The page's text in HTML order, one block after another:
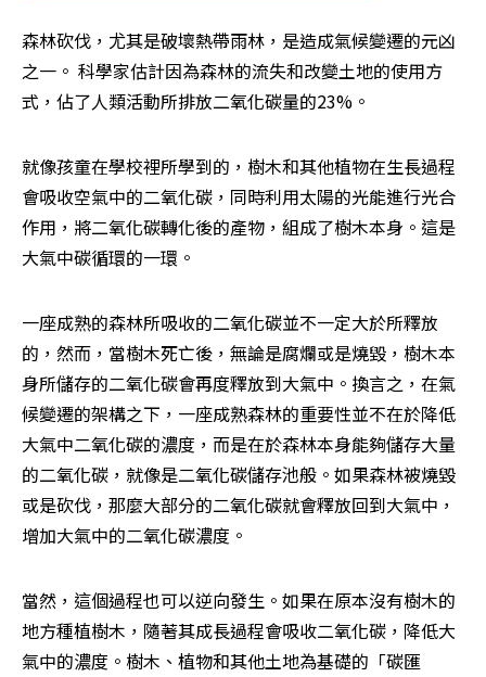
森林砍伐，尤其是破壞熱帶雨林，是造成氣候變遷的元凶
之一。 科學家估計因為森林的流失和改變土地的使用方
式，佔了人類活動所排放二氧化碳量的23%。
就像孩童在學校裡所學到的，樹木和其他植物在生長過程
會吸收空氣中的二氧化碳，同時利用太陽的光能進行光合
作用，將二氧化碳轉化後的產物，組成了樹木本身。這是
大氣中碳循環的一環。
一座成熟的森林所吸收的二氧化碳並不一定大於所釋放
的，然而，當樹木死亡後，無論是腐爛或是燒毀，樹木本
身所儲存的二氧化碳會再度釋放到大氣中。換言之，在氣
候變遷的架構之下，一座成熟森林的重要性並不在於降低
大氣中二氧化碳的濃度，而是在於森林本身能夠儲存大量
的二氧化碳，就像是二氧化碳儲存池般。如果森林被燒毀
或是砍伐，那麼大部分的二氧化碳就會釋放回到大氣中，
增加大氣中的二氧化碳濃度。
當然，這個過程也可以逆向發生。如果在原本沒有樹木的
地方種植樹木，隨著其成長過程會吸收二氧化碳，降低大
氣中的濃度。樹木、植物和其他土地為基礎的「碳匯